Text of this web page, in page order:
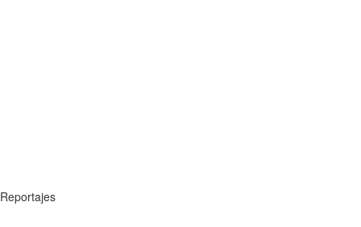
Reportajes